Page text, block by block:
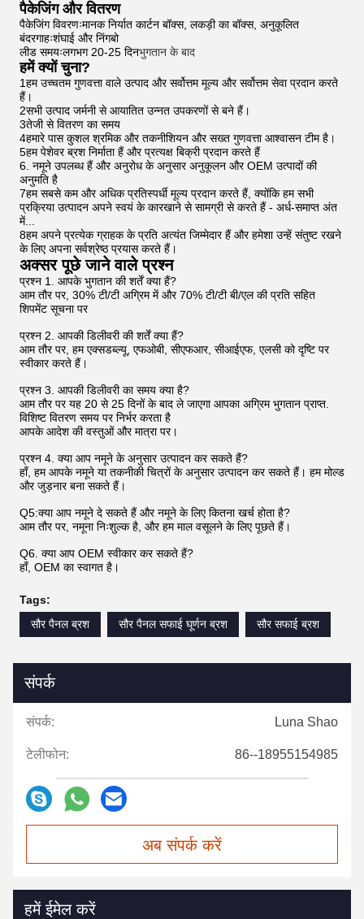
पैकेजिंग और वितरण
पैकेजिंग विवरणःमानक निर्यात कार्टन बॉक्स, लकड़ी का बॉक्स, अनुकूलित
बंदरगाहःशंघाई और निंगबो
लीड समयःलगभग 20-25 दिनभुगतान के बाद
हमें क्यों चुना?
1हम उच्चतम गुणवत्ता वाले उत्पाद और सर्वोत्तम मूल्य और सर्वोत्तम सेवा प्रदान करते
हैं।
2सभी उत्पाद जर्मनी से आयातित उन्नत उपकरणों से बने हैं।
3तेजी से वितरण का समय
4हमारे पास कुशल श्रमिक और तकनीशियन और सख्त गुणवत्ता आश्वासन टीम है।
5हम पेशेवर ब्रश निर्माता हैं और प्रत्यक्ष बिक्री प्रदान करते हैं
6. नमूने उपलब्ध हैं और अनुरोध के अनुसार अनुकूलन और OEM उत्पादों की
अनुमति है
7हम सबसे कम और अधिक प्रतिस्पर्धी मूल्य प्रदान करते हैं, क्योंकि हम सभी
प्रक्रिया उत्पादन अपने स्वयं के कारखाने से सामग्री से करते हैं - अर्ध-समाप्त अंत
में...
8हम अपने प्रत्येक ग्राहक के प्रति अत्यंत जिम्मेदार हैं और हमेशा उन्हें संतुष्ट रखने
के लिए अपना सर्वश्रेष्ठ प्रयास करते हैं।
अक्सर पूछे जाने वाले प्रश्न
प्रश्न 1. आपके भुगतान की शर्तें क्या हैं?
आम तौर पर, 30% टी/टी अग्रिम में और 70% टी/टी बी/एल की प्रति सहित
शिपमेंट सूचना पर
प्रश्न 2. आपकी डिलीवरी की शर्तें क्या हैं?
आम तौर पर, हम एक्सडब्ल्यू, एफओबी, सीएफआर, सीआईएफ, एलसी को दृष्टि पर
स्वीकार करते हैं।
प्रश्न 3. आपकी डिलीवरी का समय क्या है?
आम तौर पर यह 20 से 25 दिनों के बाद ले जाएगा आपका अग्रिम भुगतान प्राप्त.
विशिष्ट वितरण समय पर निर्भर करता है
आपके आदेश की वस्तुओं और मात्रा पर।
प्रश्न 4. क्या आप नमूने के अनुसार उत्पादन कर सकते हैं?
हाँ, हम आपके नमूने या तकनीकी चित्रों के अनुसार उत्पादन कर सकते हैं। हम मोल्ड
और जुड़नार बना सकते हैं।
Q5:क्या आप नमूने दे सकते हैं और नमूने के लिए कितना खर्च होता है?
आम तौर पर, नमूना निःशुल्क है, और हम माल वसूलने के लिए पूछते हैं।
Q6. क्या आप OEM स्वीकार कर सकते हैं?
हाँ, OEM का स्वागत है।
Tags:
सौर पैनल ब्रश
सौर पैनल सफाई घूर्णन ब्रश सौर सफाई ब्रश
संपर्क
संपर्क: Luna Shao
टेलीफोन: 86--18955154985
अब संपर्क करें
हमें ईमेल करें